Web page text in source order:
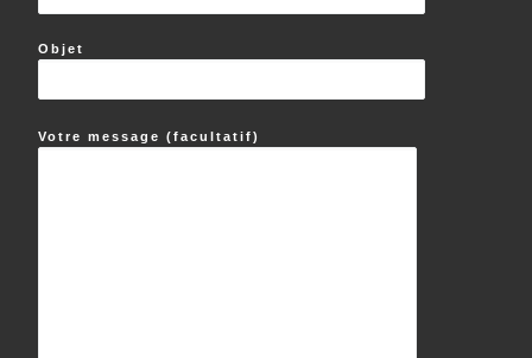
Objet
Votre message (facultatif)